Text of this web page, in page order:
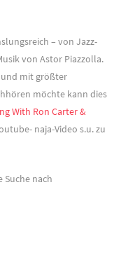
– von Jazz-
von Astor Piazzolla.
mit größter
möchte kann dies
With Ron Carter &
naja-Video s.u. zu
Suche nach